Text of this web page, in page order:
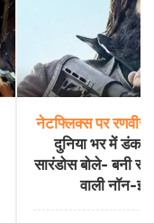
नेटफ्लिक्स पर रणवीर
दुनिया भर में
सारंडोस बोले- बनी
वाली नॉन-